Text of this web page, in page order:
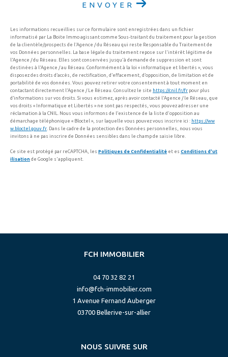
ENVOYER
Les informations recueillies sur ce formulaire sont enregistrées dans un fichier
informatisé par La Boite Immo agissant comme Sous-traitant du traitement pour la gestion
de la clientèle/prospects de l'Agence / du Réseau qui reste Responsable du Traitement de
vos Données personnelles. La base légale du traitement repose sur l'intérêt légitime de
l'Agence / du Réseau. Elles sont conservées jusqu'à demande de suppression et sont
destinées à l'Agence / au Réseau. Conformément à la loi « informatique et libertés », vous
disposez des droits d’accès, de rectification, d’effacement, d’opposition, de limitation et de
portabilité de vos données. Vous pouvez retirer votre consentement à tout moment en
contactant directement l’Agence / Le Réseau. Consultez le site https://cnil.fr/fr pour plus
d’informations sur vos droits. Si vous estimez, après avoir contacté l'Agence / le Réseau, que
vos droits « Informatique et Libertés » ne sont pas respectés, vous pouvez adresser une
réclamation à la CNIL. Nous vous informons de l’existence de la liste d'opposition au
démarchage téléphonique « Bloctel », sur laquelle vous pouvez vous inscrire ici : https://ww
w.bloctel.gouv.fr. Dans le cadre de la protection des Données personnelles, nous vous
invitons à ne pas inscrire de Données sensibles dans le champ de saisie libre.
Ce site est protégé par reCAPTCHA, les Politiques de Confidentialité et es Conditions d'ut
ilisation de Google s'appliquent.
FCH IMMOBILIER
04 70 32 82 21
info@fch-immobilier.com
1 Avenue Fernand Auberger
03700
bellerive-sur-allier
NOUS SUIVRE SUR